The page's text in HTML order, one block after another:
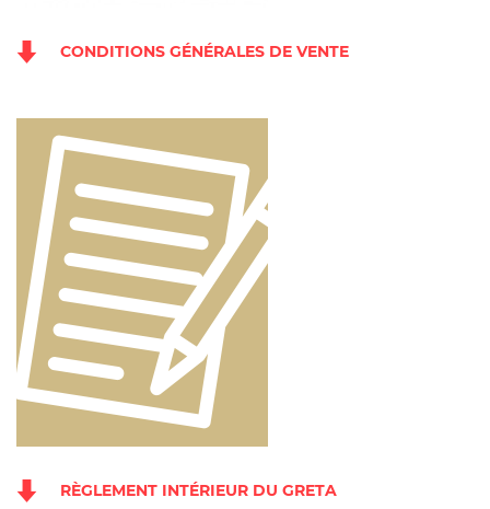
CONDITIONS GÉNÉRALES DE VENTE
RÈGLEMENT INTÉRIEUR DU GRETA